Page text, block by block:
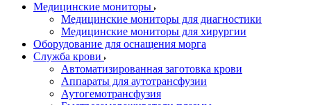
Медицинские мониторы
Медицинские мониторы для диагностики
Медицинские мониторы для хирургии
Оборудование для оснащения морга
Служба крови
Автоматизированная заготовка крови
Аппараты для аутотрансфузии
Аутогемотрансфузия